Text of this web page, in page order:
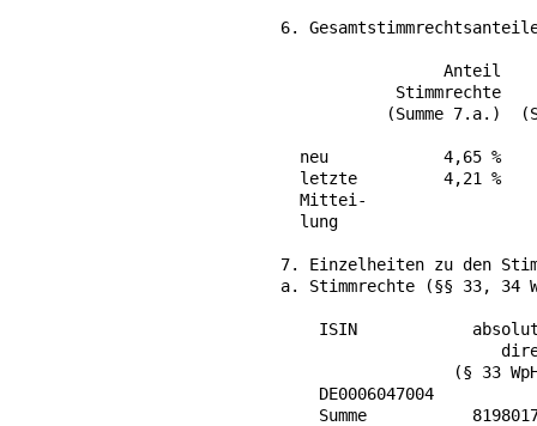
6.
Anteil
Stimmrechte
(Summe 7.a.)
neu            4,65 %
letzte         4,21 %
  Mittei-
  lung
7. Einzelheiten zu den
a. Stimmrechte (§§ 33, 34
ISIN
(§ 33
DE0006047004
Summe